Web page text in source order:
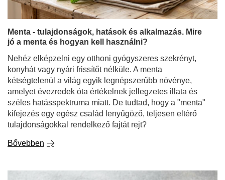
Nehéz elképzelni egy otthoni gyógyszeres szekrényt,
konyhát vagy nyári frissítőt nélküle. A menta
kétségtelenül a világ egyik legnépszerűbb növénye,
amelyet évezredek óta értékelnek jellegzetes illata és
széles hatásspektruma miatt. De tudtad, hogy a "menta"
kifejezés egy egész család lenyűgöző, teljesen eltérő
tulajdonságokkal rendelkező fajtát rejt?
Bővebben